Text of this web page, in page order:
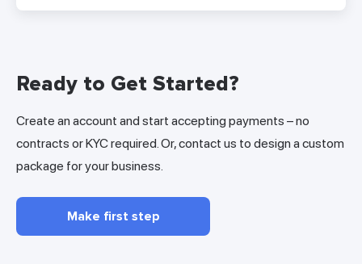
Ready to Get Started?
Create an account and start accepting payments – no
contracts or KYC required. Or, contact us to design a custom
package for your business.
Make first step